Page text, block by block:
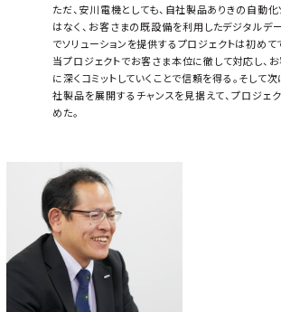
ただ、安川電機としても、自社製品ありきの自動化
はなく、お客さまの既設備を利用したデジタルデ
でソリューションを提供するプロジェクトは初めて
当プロジェクトでお客さま本位に徹して対応し、
に深くコミットしていくことで信頼を得る。そして
社製品を展開するチャンスを見据えて、プロジェ
めた。